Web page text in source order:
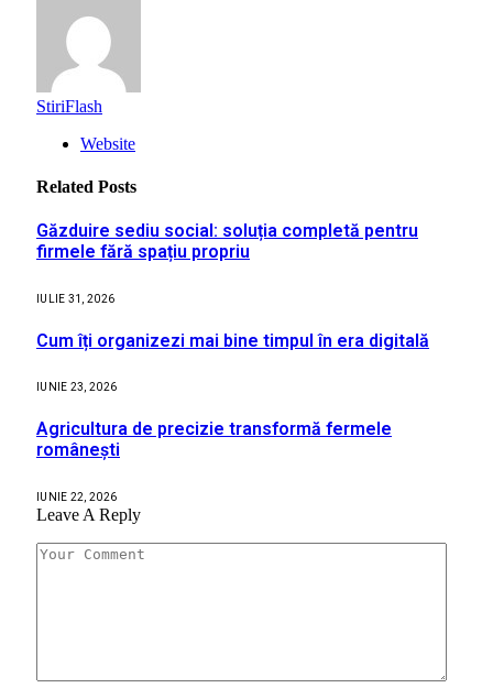
StiriFlash
Website
Related Posts
Găzduire sediu social: soluția completă pentru
firmele fără spațiu propriu
IULIE 31, 2026
Cum îți organizezi mai bine timpul în era digitală
IUNIE 23, 2026
Agricultura de precizie transformă fermele
românești
IUNIE 22, 2026
Leave A Reply